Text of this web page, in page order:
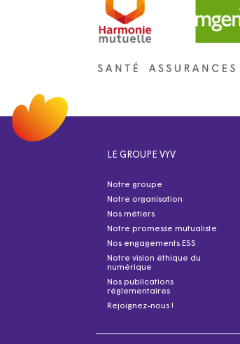
LE GROUPE VYV
Notre groupe
Notre organisation
Nos métiers
Notre promesse mutualiste
Nos engagements ESS
Notre vision éthique du
numérique
Nos publications
réglementaires
Rejoignez-nous !